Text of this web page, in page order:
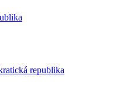
republika